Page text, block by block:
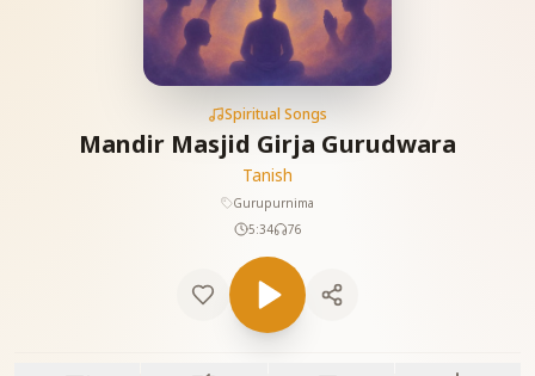
Spiritual Songs
Mandir Masjid Girja Gurudwara
Tanish
Gurupurnima
5:34
76